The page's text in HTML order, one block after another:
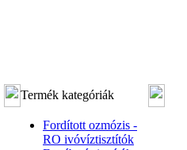
Termék kategóriák
Fordított ozmózis -
RO ivóvíztisztítók